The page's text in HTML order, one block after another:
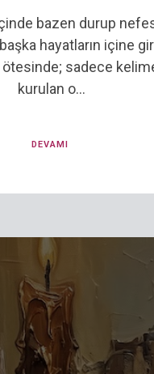
bazen durup
başka hayatların içine
ötesinde; sadece
kurulan o...
DEVAMI